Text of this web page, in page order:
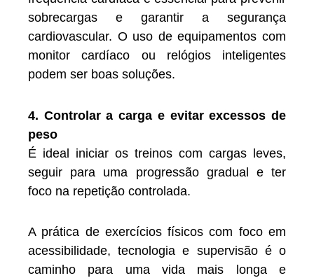
sobrecargas e garantir a segurança
cardiovascular. O uso de equipamentos com
monitor cardíaco ou relógios inteligentes
podem ser boas soluções.
4. Controlar a carga e evitar excessos de
peso
É ideal iniciar os treinos com cargas leves,
seguir para uma progressão gradual e ter
foco na repetição controlada.
A prática de exercícios físicos com foco em
acessibilidade, tecnologia e supervisão é o
caminho para uma vida mais longa e